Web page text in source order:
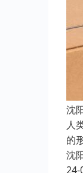
沈
人
的
沈
24-